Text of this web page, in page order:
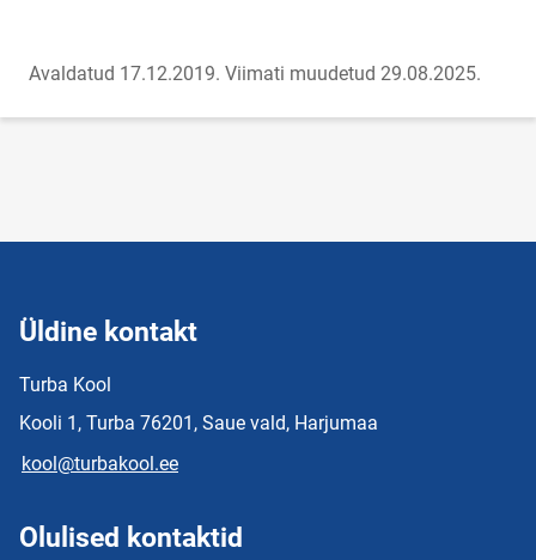
Avaldatud 17.12.2019. Viimati muudetud 29.08.2025.
Üldine kontakt
Turba Kool
Kooli 1, Turba 76201, Saue vald, Harjumaa
kool@turbakool.ee
Olulised kontaktid